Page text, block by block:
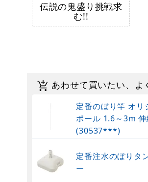
伝説の鬼盛り挑戦求
む!!
あわせて買いたい、よ
定番のぼり竿 オリ
ポール 1.6～3m 伸
(30537***)
定番注水のぼりタ
ー